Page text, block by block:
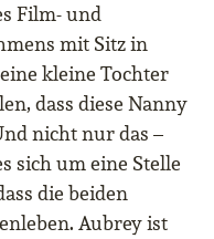
Film- und
mit Sitz in
kleine Tochter
dass diese Nanny
nicht nur das –
sich um eine Stelle
die beiden
Aubrey ist